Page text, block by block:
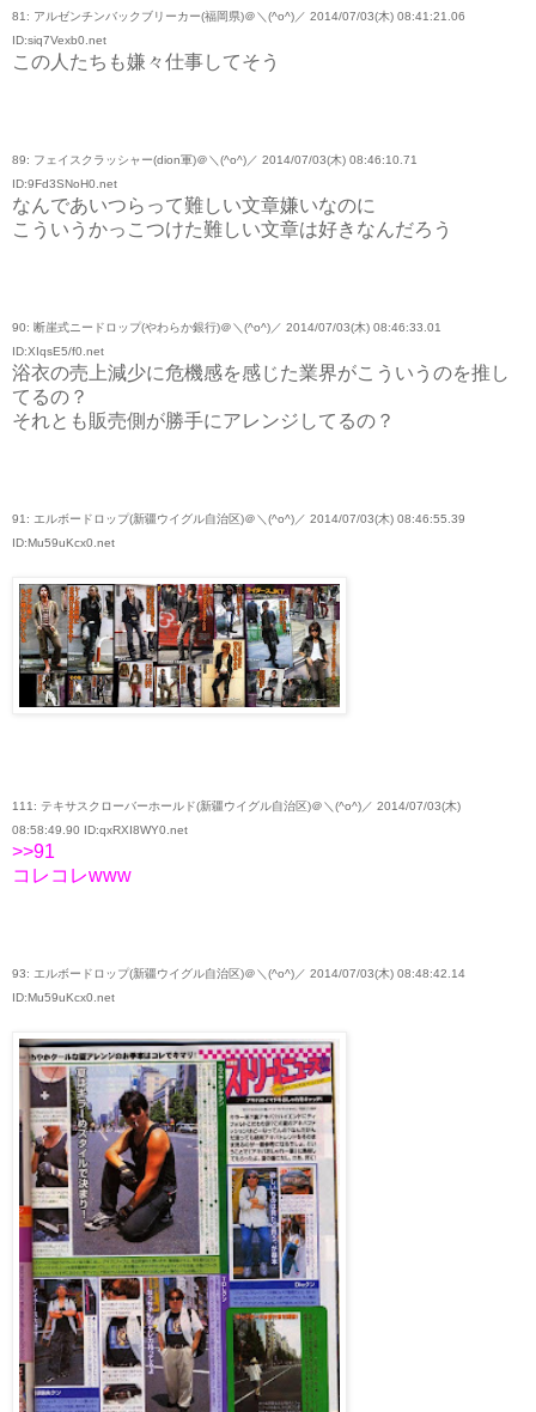
81: アルゼンチンバックブリーカー(福岡県)＠＼(^o^)／ 2014/07/03(木) 08:41:21.06
ID:siq7Vexb0.net
この人たちも嫌々仕事してそう
89: フェイスクラッシャー(dion軍)＠＼(^o^)／ 2014/07/03(木) 08:46:10.71
ID:9Fd3SNoH0.net
なんであいつらって難しい文章嫌いなのに
こういうかっこつけた難しい文章は好きなんだろう
90: 断崖式ニードロップ(やわらか銀行)＠＼(^o^)／ 2014/07/03(木) 08:46:33.01
ID:XIqsE5/f0.net
浴衣の売上減少に危機感を感じた業界がこういうのを推し
てるの？
それとも販売側が勝手にアレンジしてるの？
91: エルボードロップ(新疆ウイグル自治区)＠＼(^o^)／ 2014/07/03(木) 08:46:55.39
ID:Mu59uKcx0.net
111: テキサスクローバーホールド(新疆ウイグル自治区)＠＼(^o^)／ 2014/07/03(木)
08:58:49.90 ID:qxRXI8WY0.net
>>91
コレコレwww
93: エルボードロップ(新疆ウイグル自治区)＠＼(^o^)／ 2014/07/03(木) 08:48:42.14
ID:Mu59uKcx0.net